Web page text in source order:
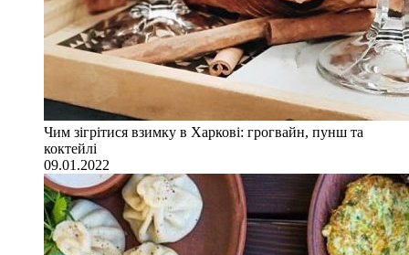
Чим зігрітися взимку в Харкові: грогвайн, пунш та
коктейлі
09.01.2022